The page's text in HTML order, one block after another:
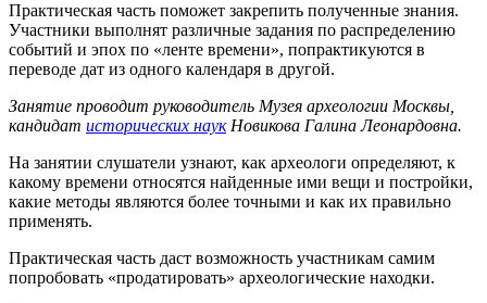
Практическая часть поможет закрепить полученные знания.
Участники выполнят различные задания по распределению
событий и эпох по «ленте времени», попрактикуются в
переводе дат из одного календаря в другой.
Занятие проводит руководитель Музея археологии Москвы,
кандидат исторических наукНовикова Галина Леонардовна.
На занятии слушатели узнают, как археологи определяют, к
какому времени относятся найденные ими вещи и постройки,
какие методы являются более точными и как их правильно
применять.
Практическая часть даст возможность участникам самим
попробовать «продатировать» археологические находки.